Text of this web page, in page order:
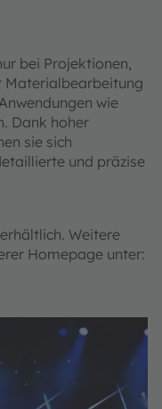
bei Projektionen,
Materialbearbeitung
wie
Dank hoher
sie sich
und präzise
Weitere
Homepage unter: